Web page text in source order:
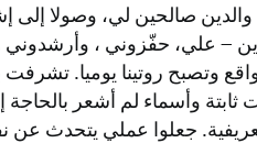
والدين صالحين لي، وصولا
– علي، حفّزوني ، وأرشدوني
وتصبح روتينا يوميا.
وأسماء لم أشعر
جعلوا عملي يتحدث عن